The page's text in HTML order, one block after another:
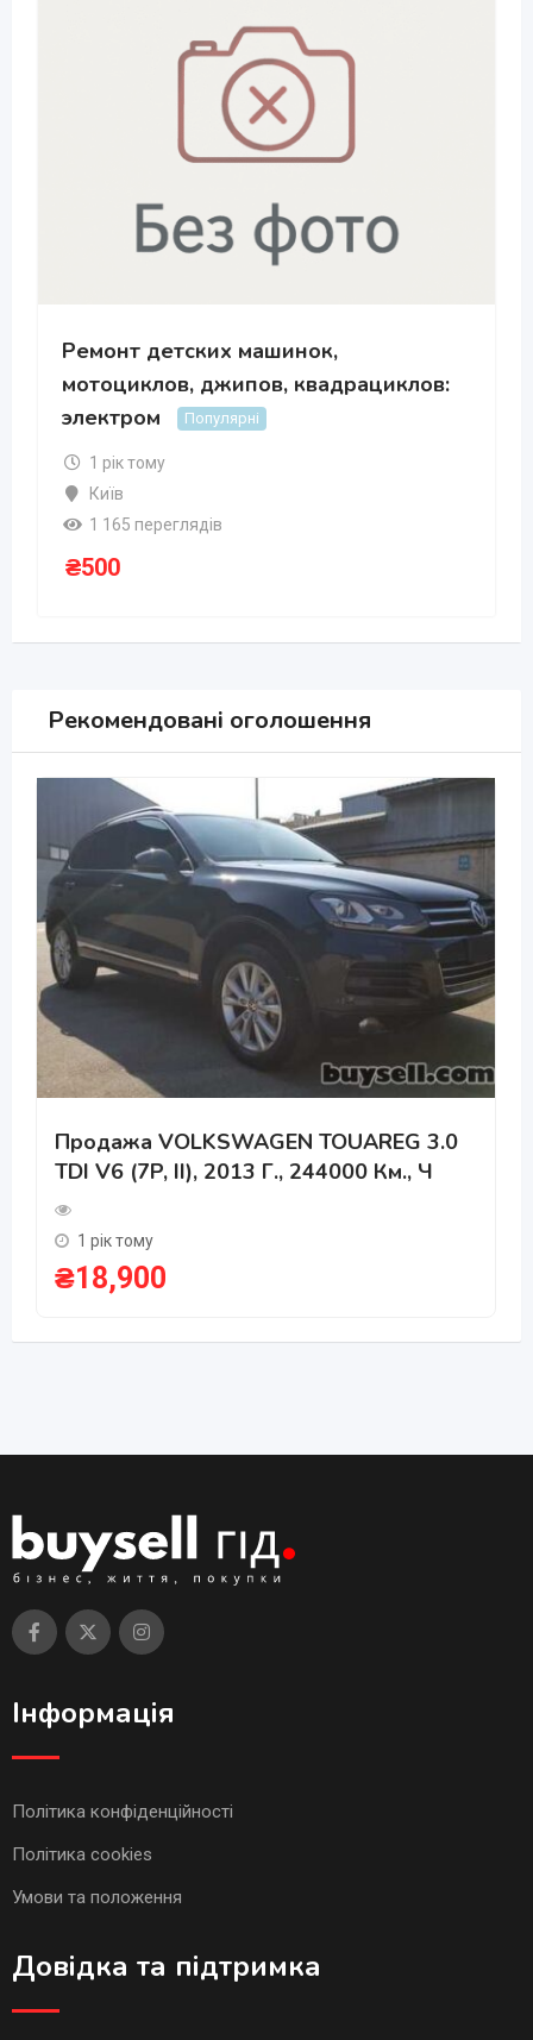
Ремонт детских машинок,
мотоциклов, джипов, квадрациклов:
электром
Популярні
1 рік тому
Київ
1 165 переглядів
₴500
Рекомендовані оголошення
Продажа VOLKSWAGEN TOUAREG 3.0
TDI V6 (7P, II), 2013 Г., 244000 Км., Ч
1 рік тому
₴18,900
Інформація
Політика конфіденційності
Політика cookies
Умови та положення
Довідка та підтримка